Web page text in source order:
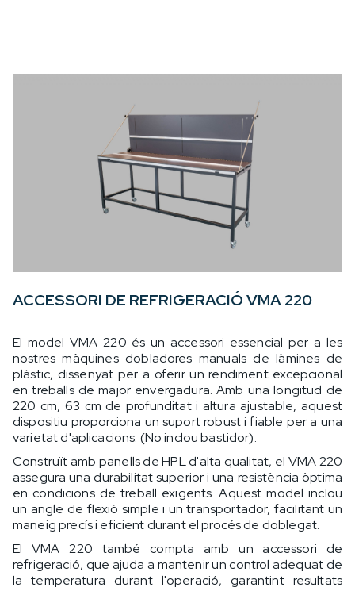
ACCESSORI DE REFRIGERACIÓ VMA 220
El model VMA 220 és un accessori essencial per a les
nostres màquines dobladores manuals de làmines de
plàstic, dissenyat per a oferir un rendiment excepcional
en treballs de major envergadura. Amb una longitud de
220 cm, 63 cm de profunditat i altura ajustable, aquest
dispositiu proporciona un suport robust i fiable per a una
varietat d'aplicacions. (No inclou bastidor).
Construït amb panells de HPL d'alta qualitat, el VMA 220
assegura una durabilitat superior i una resistència òptima
en condicions de treball exigents. Aquest model inclou
un angle de flexió simple i un transportador, facilitant un
maneig precís i eficient durant el procés de doblegat.
El VMA 220 també compta amb un accessori de
refrigeració, que ajuda a mantenir un control adequat de
la temperatura durant l'operació, garantint resultats